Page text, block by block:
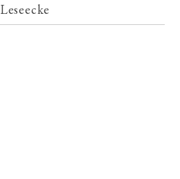
Leseecke